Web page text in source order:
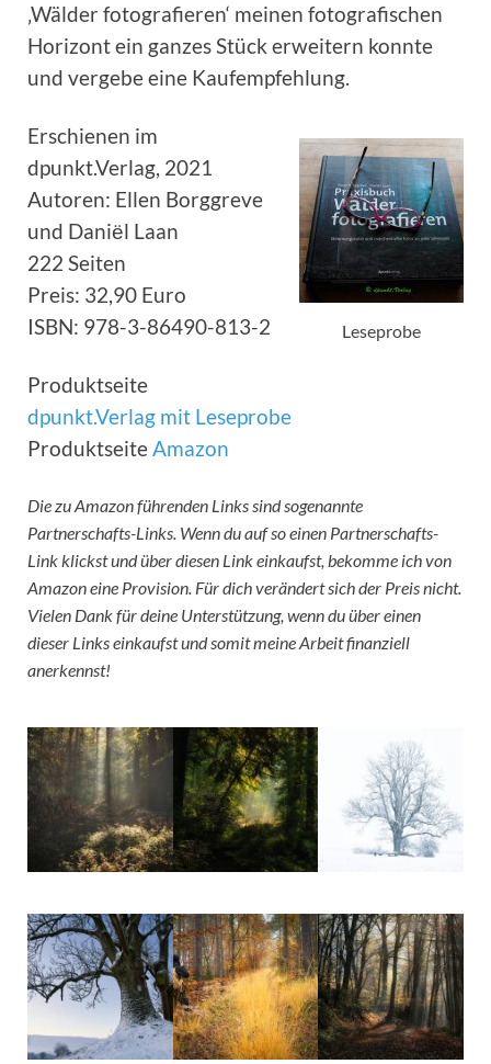
‚Wälder fotografieren‘ meinen fotografischen
Horizont ein ganzes Stück erweitern konnte
und vergebe eine Kaufempfehlung.
Leseprobe
Erschienen im
dpunkt.Verlag, 2021
Autoren: Ellen Borggreve
und Daniёl Laan
222 Seiten
Preis: 32,90 Euro
ISBN: 978-3-86490-813-2
Produktseite
dpunkt.Verlag mit Leseprobe
ProduktseiteAmazon
Die zu Amazon führenden Links sind sogenannte
Partnerschafts-Links. Wenn du auf so einen Partnerschafts-
Link klickst und über diesen Link einkaufst, bekomme ich von
Amazon eine Provision. Für dich verändert sich der Preis nicht.
Vielen Dank für deine Unterstützung, wenn du über einen
dieser Links einkaufst und somit meine Arbeit finanziell
anerkennst!